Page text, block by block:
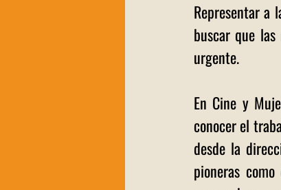
Representar a
buscar que
urgente.
En Cine y
conocer el
desde la
pioneras